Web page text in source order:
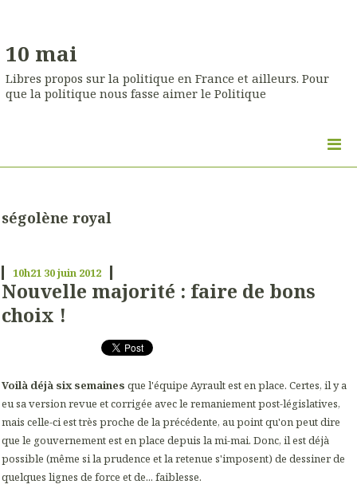
10 mai
Libres propos sur la politique en France et ailleurs. Pour
que la politique nous fasse aimer le Politique
ségolène royal
10h21 30juin 2012
Nouvelle majorité : faire de bons
choix !
Voilà déjà six semaines que l'équipe Ayrault est en place. Certes, il y a
eu sa version revue et corrigée avec le remaniement post-législatives,
mais celle-ci est très proche de la précédente, au point qu'on peut dire
que le gouvernement est en place depuis la mi-mai. Donc, il est déjà
possible (même si la prudence et la retenue s'imposent) de dessiner de
quelques lignes de force et de... faiblesse.